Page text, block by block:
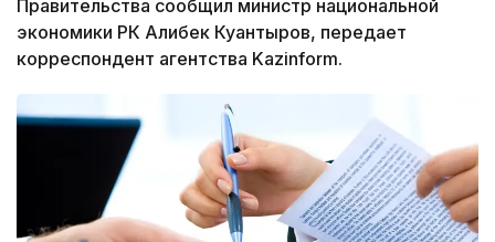
Правительства сообщил министр национальной
экономики РК Алибек Куантыров, передает
корреспондент агентства Kazinform.